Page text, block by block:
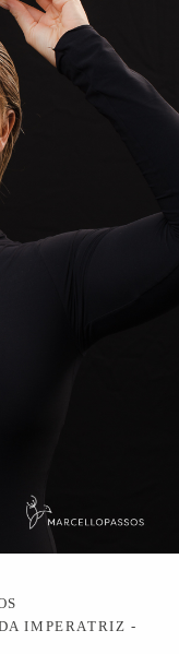
IMPERATRIZ -